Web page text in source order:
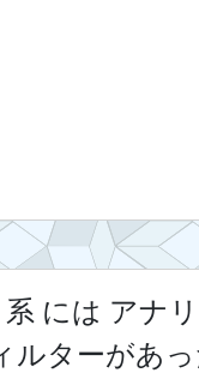
には アナ
ルターがあ